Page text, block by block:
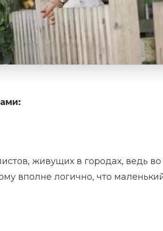
живущих в городах, ведь во
вполне логично, что